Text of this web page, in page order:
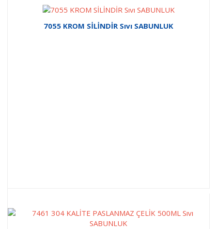
7055 KROM SİLİNDİR Sıvı SABUNLUK